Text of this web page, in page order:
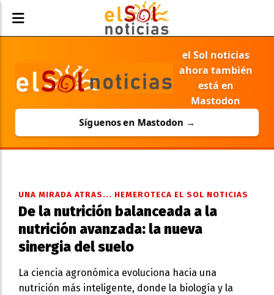
el Sol noticias
ahora también
está en
Mastodon
Síguenos en Mastodon →
De la nutrición balanceada a la
nutrición avanzada: la nueva
sinergia del suelo
La ciencia agronómica evoluciona hacia una
nutrición más inteligente, donde la biología y la
UNA MIRADA ATRAS... HEMEROTECA EL SOL NOTICIAS